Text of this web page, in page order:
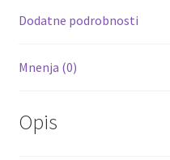
k
Dodatne podrobnosti
Mnenja (0)
Opis